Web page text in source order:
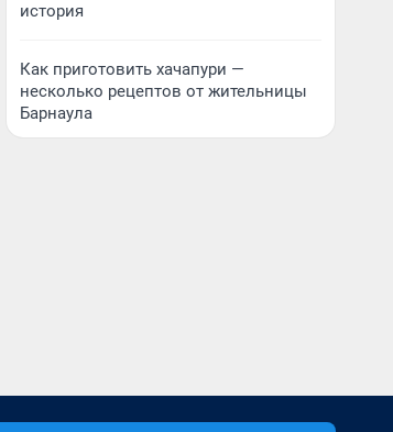
история
Как приготовить хачапури —
несколько рецептов от жительницы
Барнаула